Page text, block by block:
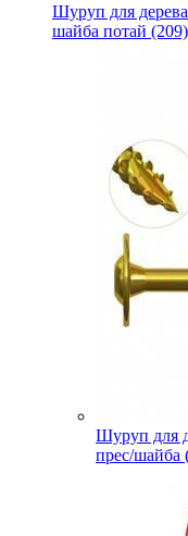
Шуруп для
шайба потай (209)
Шуруп для
прес/шайба